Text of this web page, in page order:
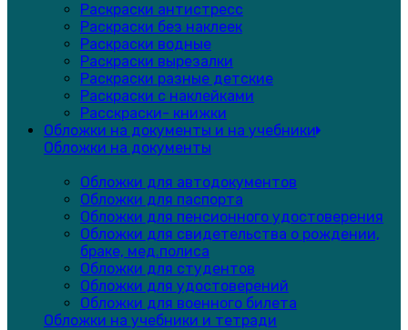
Раскраски антистресс
Раскраски без наклеек
Раскраски водные
Раскраски вырезалки
Раскраски разные детские
Раскраски с наклейками
Расскраски- книжки
Обложки на документы и на учебники
Обложки на документы
Обложки для автодокументов
Обложки для паспорта
Обложки для пенсионного удостоверения
Обложки для свидетельства о рождении,
браке, мед.полиса
Обложки для студентов
Обложки для удостоверений
Обложки для военного билета
Обложки на учебники и тетради